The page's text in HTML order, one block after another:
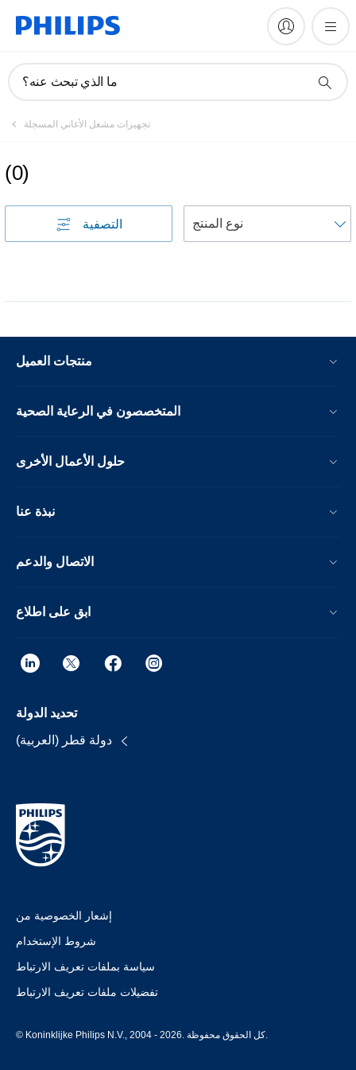
ما الذي تبحث عنه؟
تجهيزات مشغل الأغاني المسجلة
(0)
التصفية
منتجات العميل
المتخصصون في الرعاية الصحية
حلول الأعمال الأخرى
نبذة عنا
الاتصال والدعم
ابق على اطلاع
تحديد الدولة
إشعار الخصوصية من
شروط الإستخدام
سياسة بملفات تعريف الارتباط
تفضيلات ملفات تعريف الارتباط
© Koninklijke Philips N.V., 2004 - 2026. كل الحقوق محفوظة.